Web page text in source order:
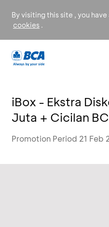
By visiting this site , you
cookies .
iBox - Ekstra
Juta + Cicilan
Promotion Period 21 Feb